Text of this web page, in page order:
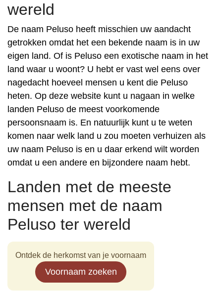
wereld
De naam Peluso heeft misschien uw aandacht
getrokken omdat het een bekende naam is in uw
eigen land. Of is Peluso een exotische naam in het
land waar u woont? U hebt er vast wel eens over
nagedacht hoeveel mensen u kent die Peluso
heten. Op deze website kunt u nagaan in welke
landen Peluso de meest voorkomende
persoonsnaam is. En natuurlijk kunt u te weten
komen naar welk land u zou moeten verhuizen als
uw naam Peluso is en u daar erkend wilt worden
omdat u een andere en bijzondere naam hebt.
Landen met de meeste
mensen met de naam
Peluso ter wereld
Ontdek de herkomst van je voornaam
Voornaam zoeken